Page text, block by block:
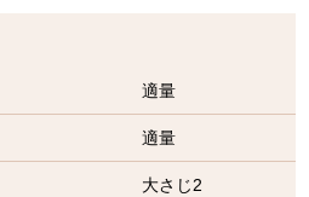
適量
適量
大さじ2